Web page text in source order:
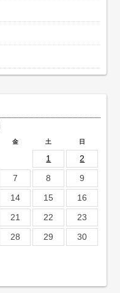
金 土 日
1
2
7 8
9
14 15
16
21 22
23
28 29
30